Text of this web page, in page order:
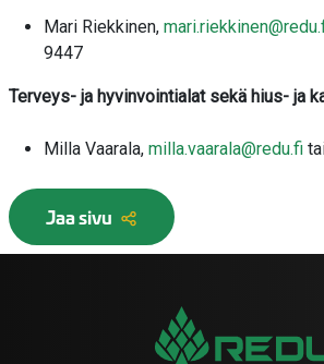
Mari Riekkinen,
9447
Terveys- ja hyvinvointialat sekä hius- ja
Milla Vaarala, milla.vaarala@redu.fi
Jaa sivu